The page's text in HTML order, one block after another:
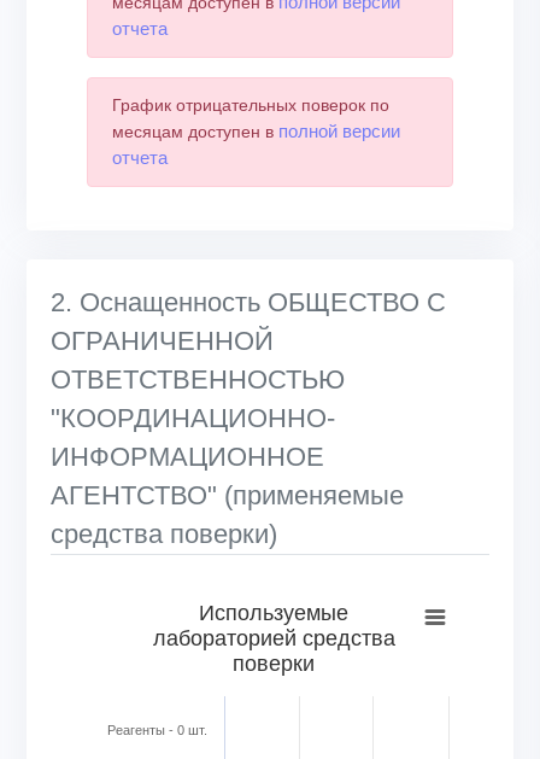
отчета
График отрицательных поверок по
месяцам доступен в полной версии
отчета
2. Оснащенность ОБЩЕСТВО С
ОГРАНИЧЕННОЙ
ОТВЕТСТВЕННОСТЬЮ
"КООРДИНАЦИОННО-
ИНФОРМАЦИОННОЕ
АГЕНТСТВО" (применяемые
средства поверки)
Bar chart with 6 bars.
View as data table, Используемые лабораторией
The chart has 1 X axis displaying categories.
The chart has 1 Y axis displaying Кол-во в шт.. Range: 0
Используемые
лабораторией средства
поверки
Реагенты - 0 шт.